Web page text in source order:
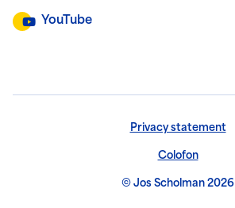
YouTube
Privacy statement
Colofon
© Jos Scholman 2026